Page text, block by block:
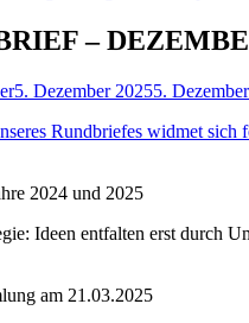
–
5. Dezember 20255.
Rundbriefes widmet sich
2024 und 2025
Ideen entfalten erst durch
am 21.03.2025